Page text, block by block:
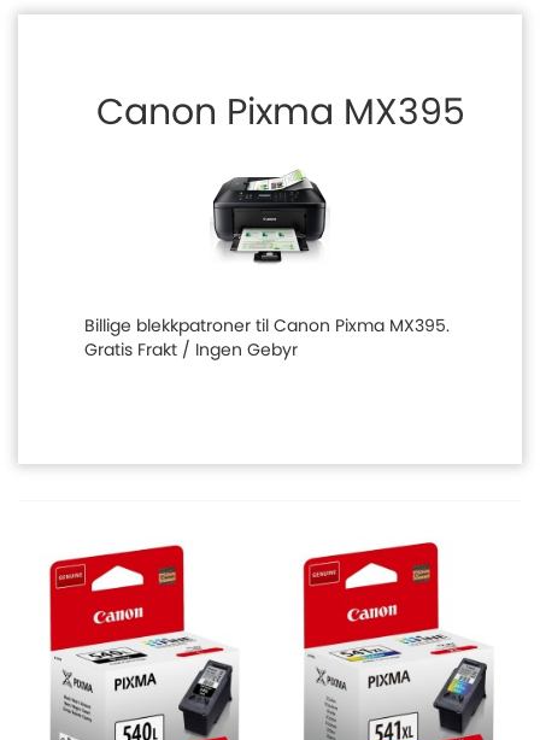
Canon Pixma MX395
Billige blekkpatroner til Canon Pixma MX395.
Gratis Frakt / Ingen Gebyr